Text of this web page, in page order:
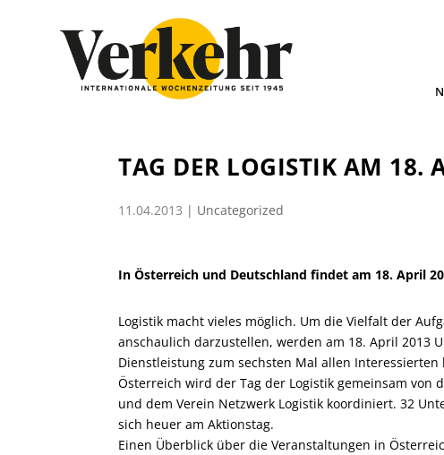
TAG DER LOGISTIK AM 18.
11.04.2013 | Uncategorized
In Österreich und Deutschland findet am 18. April
Logistik macht vieles möglich. Um die Vielfalt der
anschaulich darzustellen, werden am 18. April 2013
Dienstleistung zum sechsten Mal allen
Österreich wird der Tag der Logistik gemeinsam von
und dem Verein Netzwerk Logistik koordiniert. 32
sich heuer am Aktionstag.
Einen Überblick über die Veranstaltungen in